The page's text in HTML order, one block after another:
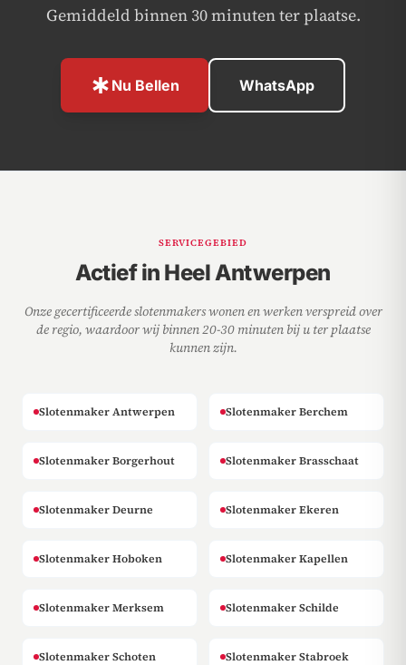
Gemiddeld binnen 30 minuten ter plaatse.
emergency Nu Bellen WhatsApp
SERVICEGEBIED
Actief in Heel Antwerpen
Onze gecertificeerde slotenmakers wonen en werken verspreid over
de regio, waardoor wij binnen 20-30 minuten bij u ter plaatse
kunnen zijn.
Slotenmaker Antwerpen Slotenmaker Berchem
Slotenmaker Borgerhout Slotenmaker Brasschaat
Slotenmaker Deurne Slotenmaker Ekeren
Slotenmaker Hoboken Slotenmaker Kapellen
Slotenmaker Merksem Slotenmaker Schilde
Slotenmaker Schoten Slotenmaker Stabroek